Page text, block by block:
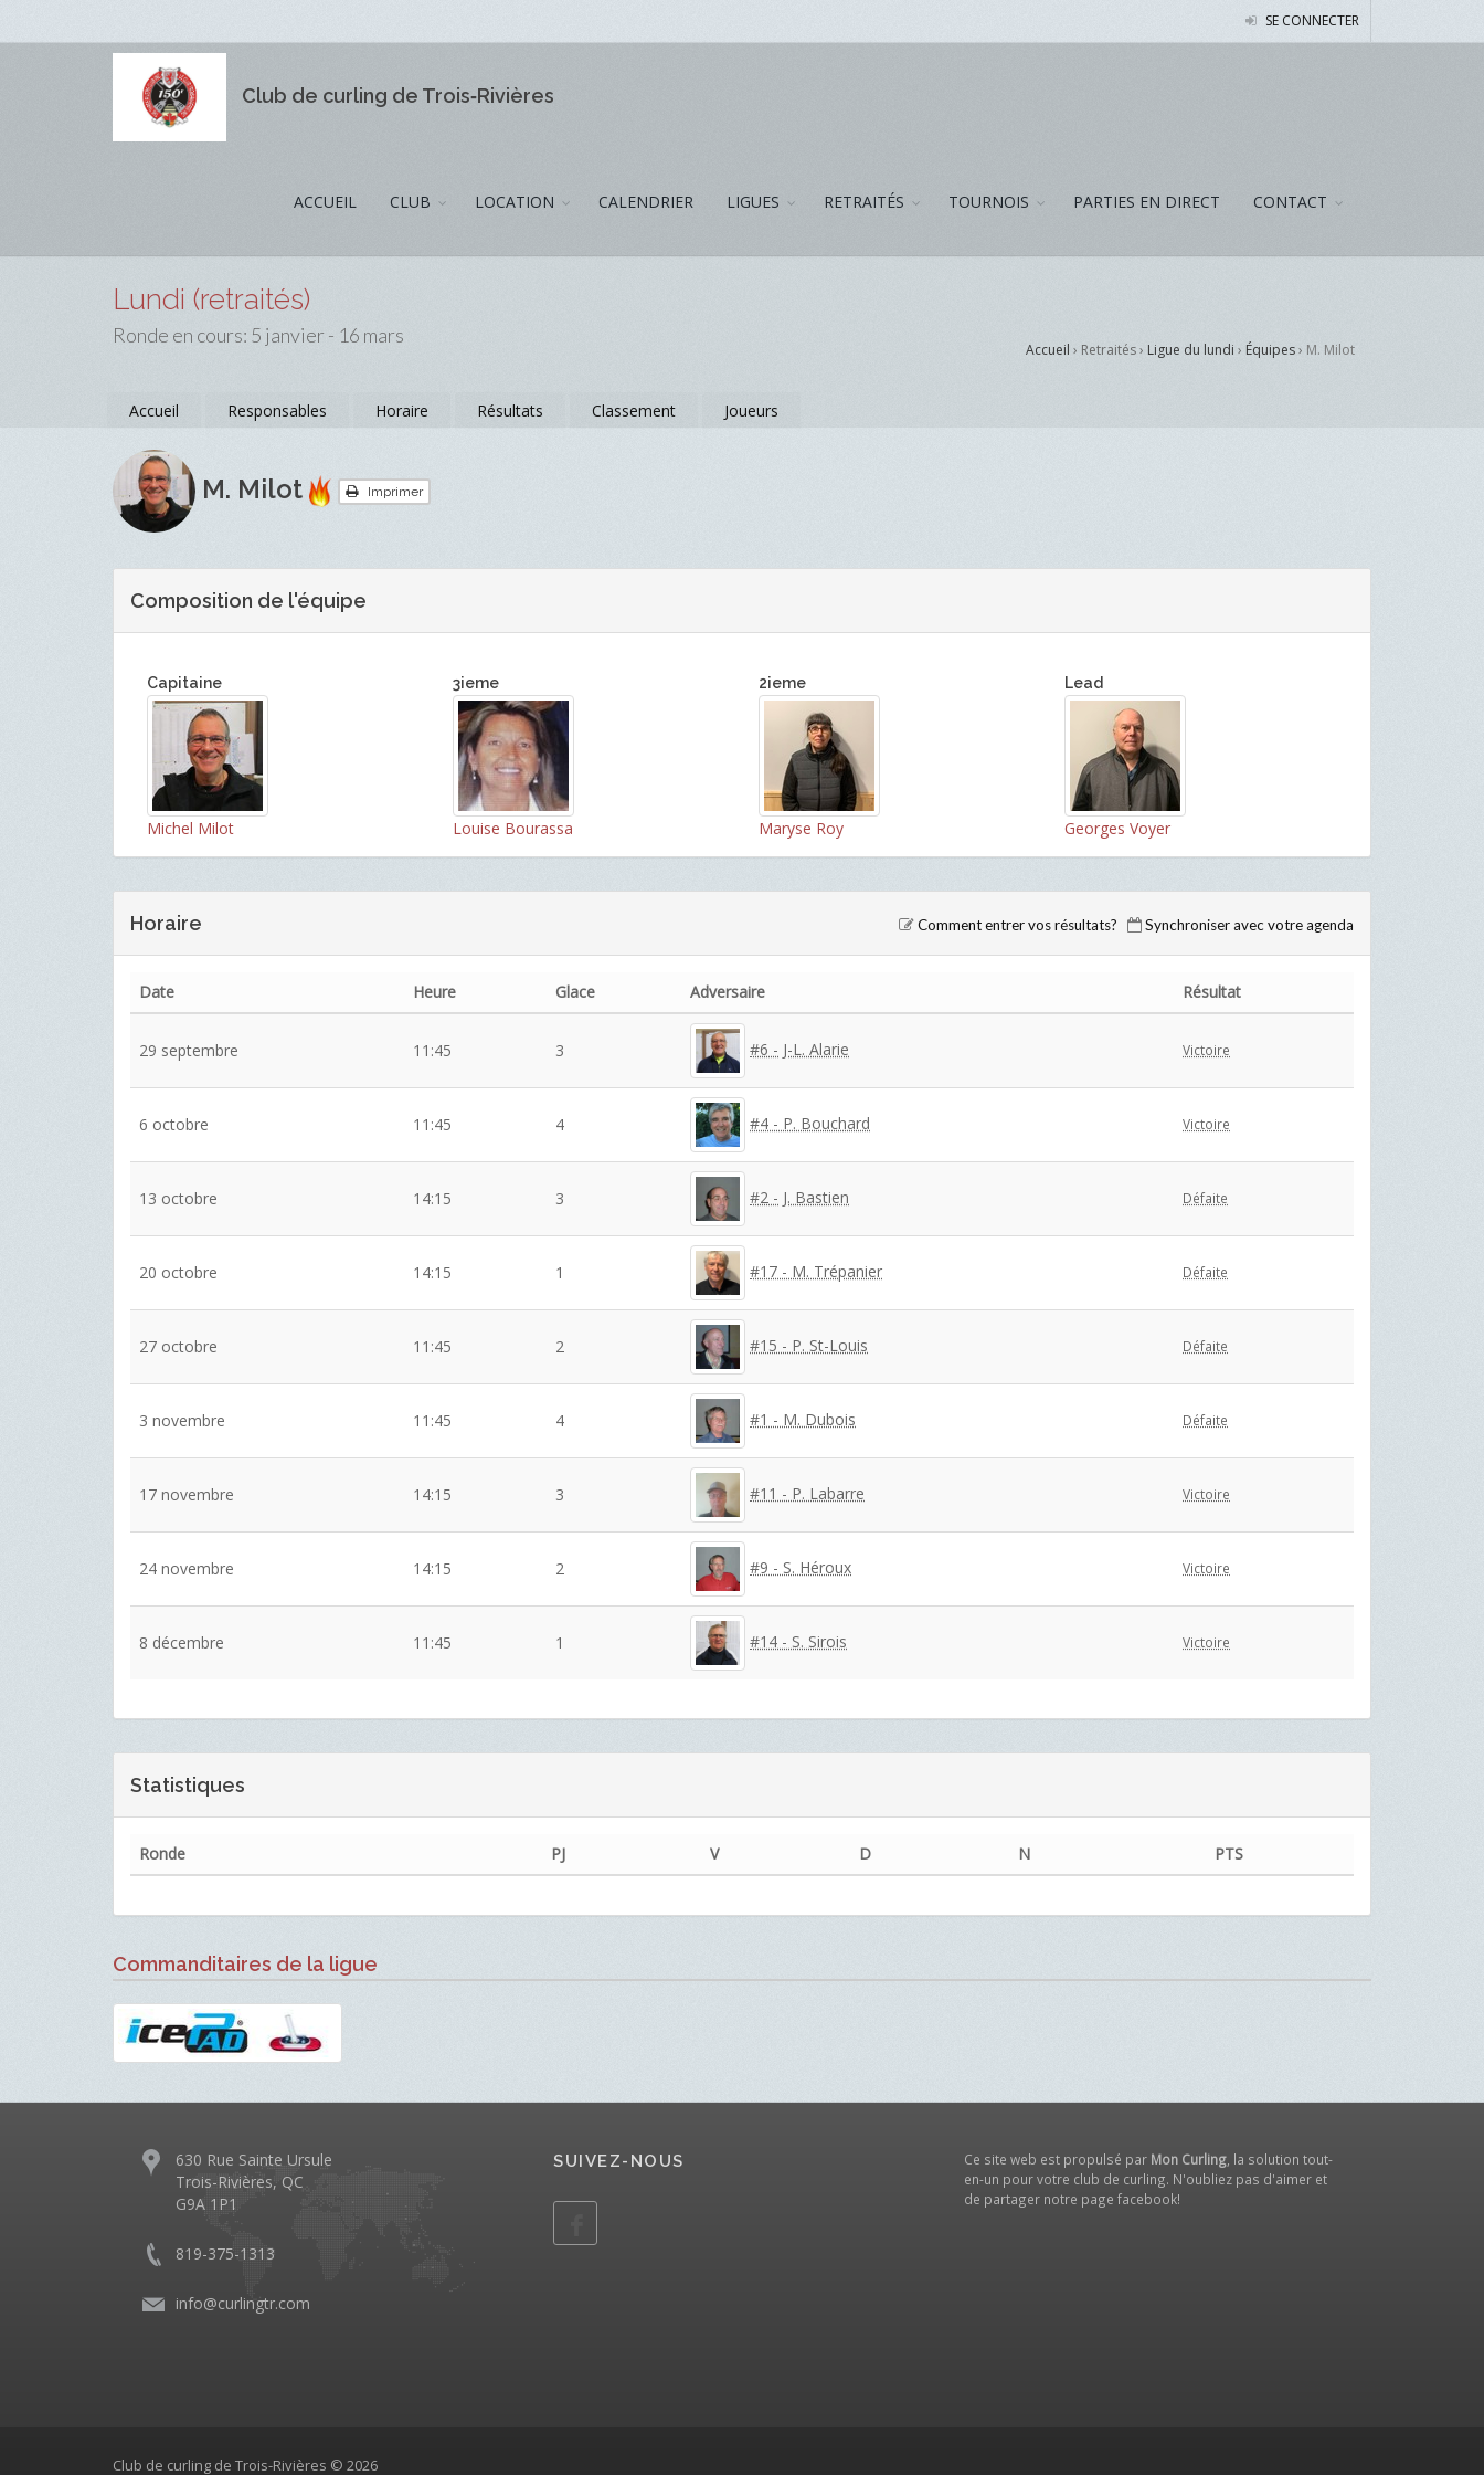
SE CONNECTER
Club de curling de Trois‑Rivières
ACCUEIL CLUB LOCATION CALENDRIER LIGUES RETRAITÉS TOURNOIS PARTIES EN DIRECT CONTACT
Lundi (retraités)
Ronde en cours: 5 janvier - 16 mars
Accueil › Retraités › Ligue du lundi › Équipes› M. Milot
Accueil Responsables Horaire Résultats Classement Joueurs
M. Milot Imprimer
Composition de l'équipe
Capitaine
Michel Milot
3ieme
Louise Bourassa
2ieme
Maryse Roy
Lead
Georges Voyer
Horaire Comment entrer vos résultats? Synchroniser avec votre agenda
Date Heure Glace Adversaire Résultat
29 septembre 11:45 3 #6 - J-L. Alarie Victoire
6 octobre 11:45 4 #4 - P. Bouchard Victoire
13 octobre 14:15 3 #2 - J. Bastien Défaite
20 octobre 14:15 1 #17 - M. Trépanier Défaite
27 octobre 11:45 2 #15 - P. St-Louis Défaite
3 novembre 11:45 4 #1 - M. Dubois Défaite
17 novembre 14:15 3 #11 - P. Labarre Victoire
24 novembre 14:15 2 #9 - S. Héroux Victoire
8 décembre 11:45 1 #14 - S. Sirois Victoire
Statistiques
Ronde PJ V D N PTS
Commanditaires de la ligue
630 Rue Sainte Ursule
Trois-Rivières, QC
G9A 1P1
819-375-1313
info@curlingtr.com
SUIVEZ-NOUS Ce site web est propulsé par Mon Curling , la solution tout-
en-un pour votre club de curling. N'oubliez pas d'aimer et
de partager notre page facebook!
Club de curling de Trois-Rivières © 2026